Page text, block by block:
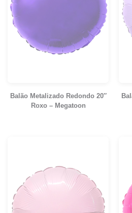
Balão Metalizado Redondo 20″
Roxo – Megatoon